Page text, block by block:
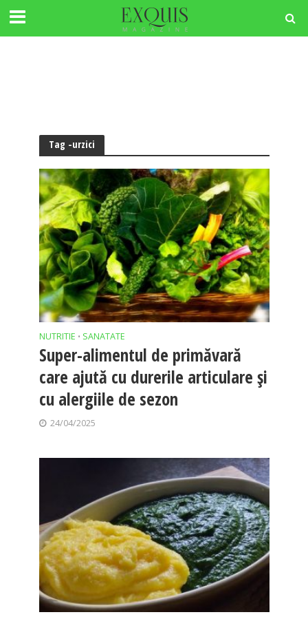
Tag -urzici
NUTRITIE • SANATATE
Super-alimentul de primăvară
care ajută cu durerile articulare și
cu alergiile de sezon
24/04/2025